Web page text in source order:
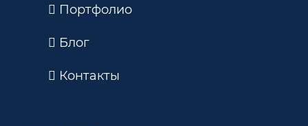
Портфолио
Блог
Контакты